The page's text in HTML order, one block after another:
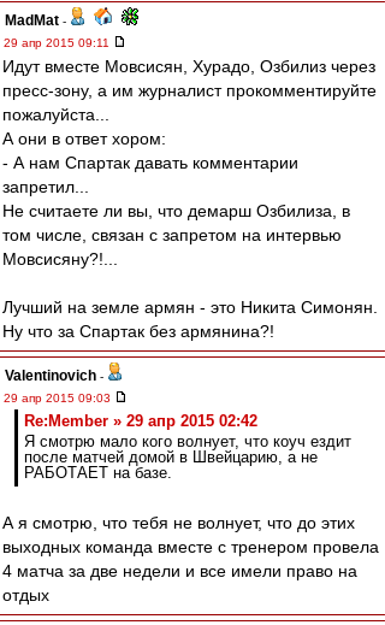
MadMat -
29 апр 2015 09:11
Идут вместе Мовсисян, Хурадо, Озбилиз через
пресс-зону, а им журналист прокомментируйте
пожалуйста...
А они в ответ хором:
- А нам Спартак давать комментарии
запретил...
Не считаете ли вы, что демарш Озбилиза, в
том числе, связан с запретом на интервью
Мовсисяну?!...
Лучший на земле армян - это Никита Симонян.
Ну что за Спартак без армянина?!
Valentinovich -
29 апр 2015 09:03
Re:Member » 29 апр 2015 02:42
Я смотрю мало кого волнует, что коуч ездит
после матчей домой в Швейцарию, а не
РАБОТАЕТ на базе.
А я смотрю, что тебя не волнует, что до этих
выходных команда вместе с тренером провела
4 матча за две недели и все имели право на
отдых